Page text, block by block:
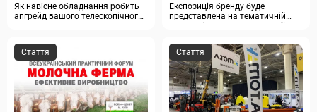
Як навісне обладнання робить
апгрейд вашого телескопічного
Експозиція бренду буде
представлена на тематичній
Стаття Стаття